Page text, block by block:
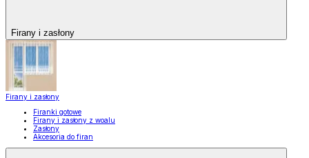
Firany i zasłony
Firany i zasłony
Firanki gotowe
Firany i zasłony z woalu
Zasłony
Akcesoria do firan